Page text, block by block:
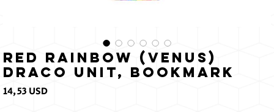
Red Rainbow (Venus)
Draco Unit, Bookmark
14,53 USDPrezzo